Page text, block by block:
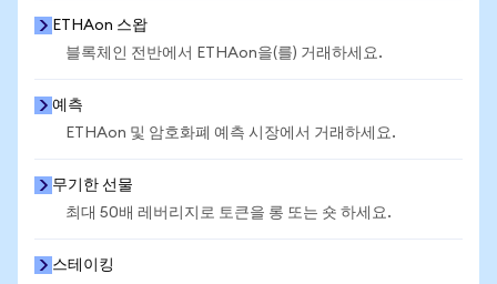
ETHAon 스왑
블록체인 전반에서 ETHAon을(를) 거래하세요.
예측
ETHAon 및 암호화폐 예측 시장에서 거래하세요.
무기한 선물
최대 50배 레버리지로 토큰을 롱 또는 숏 하세요.
스테이킹